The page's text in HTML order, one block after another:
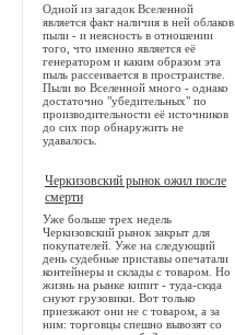
Одной из загадок Вселенной
является факт наличия в ней облаков
пыли - и неясность в отношении
того, что именно является её
генератором и каким образом эта
пыль рассеивается в пространстве.
Пыли во Вселенной много - однако
достаточно "убедительных" по
производительности её источников
до сих пор обнаружить не
удавалось.
Черкизовский рынок ожил после
смерти
Уже больше трех недель
Черкизовский рынок закрыт для
покупателей. Уже на следующий
день судебные приставы опечатали
контейнеры и склады с товаром. Но
жизнь на рынке кипит - туда-сюда
снуют грузовики. Вот только
приезжают они не с товаром, а за
ним: торговцы спешно вывозят со